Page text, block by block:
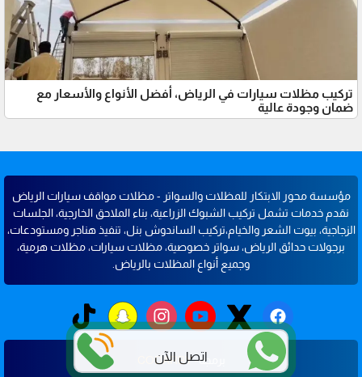
تركيب مظلات سيارات في الرياض، أفضل الأنواع والأسعار مع
ضمان وجودة عالية
مؤسسة محور الابتكار للمظلات والسواتر - مظلات مواقف سيارات الرياض
نقدم خدمات تشمل تركيب الشبوك الزراعية، بناء الملاحق الخارجية، الجلسات
الزجاجية، بيوت الشعر والخيام،تركيب الساندوش بنل، تنفيذ هناجر ومستودعات،
برجولات حدائق الرياض، سواتر خصوصية، مظلات سيارات، مظلات هرمية،
وجميع أنواع المظلات بالرياض.
برمجة-CODARBY
اتصل الآن